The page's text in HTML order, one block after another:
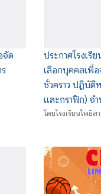
จัด
ประกาศโรงเรี
เลือกบุคคลเพื่อ
ชั่วคราว ปฏิบัติ
และกราฟิก) จ
โดยโรงเรียนโพธิส